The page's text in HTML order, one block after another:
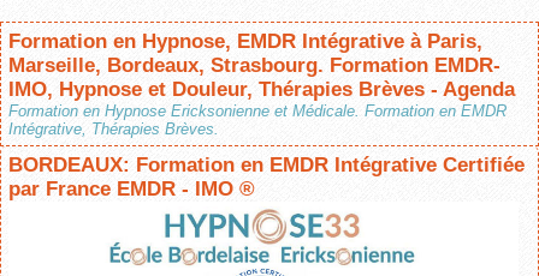
Formation en Hypnose, EMDR Intégrative à Paris,
Marseille, Bordeaux, Strasbourg. Formation EMDR-
IMO, Hypnose et Douleur, Thérapies Brèves - Agenda
Formation en Hypnose Ericksonienne et Médicale. Formation en EMDR
Intégrative, Thérapies Brèves.
BORDEAUX: Formation en EMDR Intégrative Certifiée
par France EMDR - IMO ®